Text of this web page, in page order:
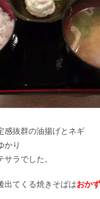
感抜群の油揚げとネギ
かり
ラでした。
出てくる焼きそばはおかず